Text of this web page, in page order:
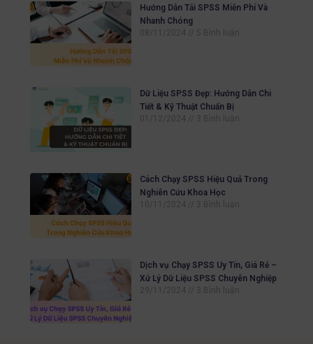
Hướng Dẫn Tải SPSS Miễn Phí Và
Nhanh Chóng
08/11/2024
5 Bình luận
Dữ Liệu SPSS Đẹp: Hướng Dẫn Chi
Tiết & Kỹ Thuật Chuẩn Bị
01/12/2024
3 Bình luận
Cách Chạy SPSS Hiệu Quả Trong
Nghiên Cứu Khoa Học
10/11/2024
3 Bình luận
Dịch vụ Chạy SPSS Uy Tín, Giá Rẻ –
Xử Lý Dữ Liệu SPSS Chuyên Nghiệp
29/11/2024
3 Bình luận